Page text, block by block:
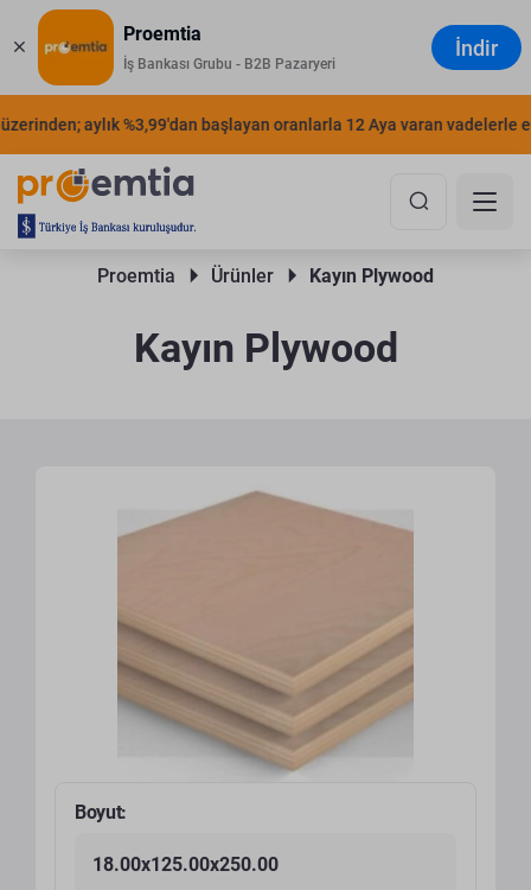
Proemtia
İş Bankası Grubu - B2B Pazaryeri
İndir
aylık %3,99'dan başlayan oranlarla 12 Aya varan vadelerle
Proemtia Ürünler Kayın Plywood
Kayın Plywood
Boyut:
18.00x125.00x250.00